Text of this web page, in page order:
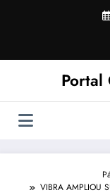
Portal
VIBRA AMPLIOU